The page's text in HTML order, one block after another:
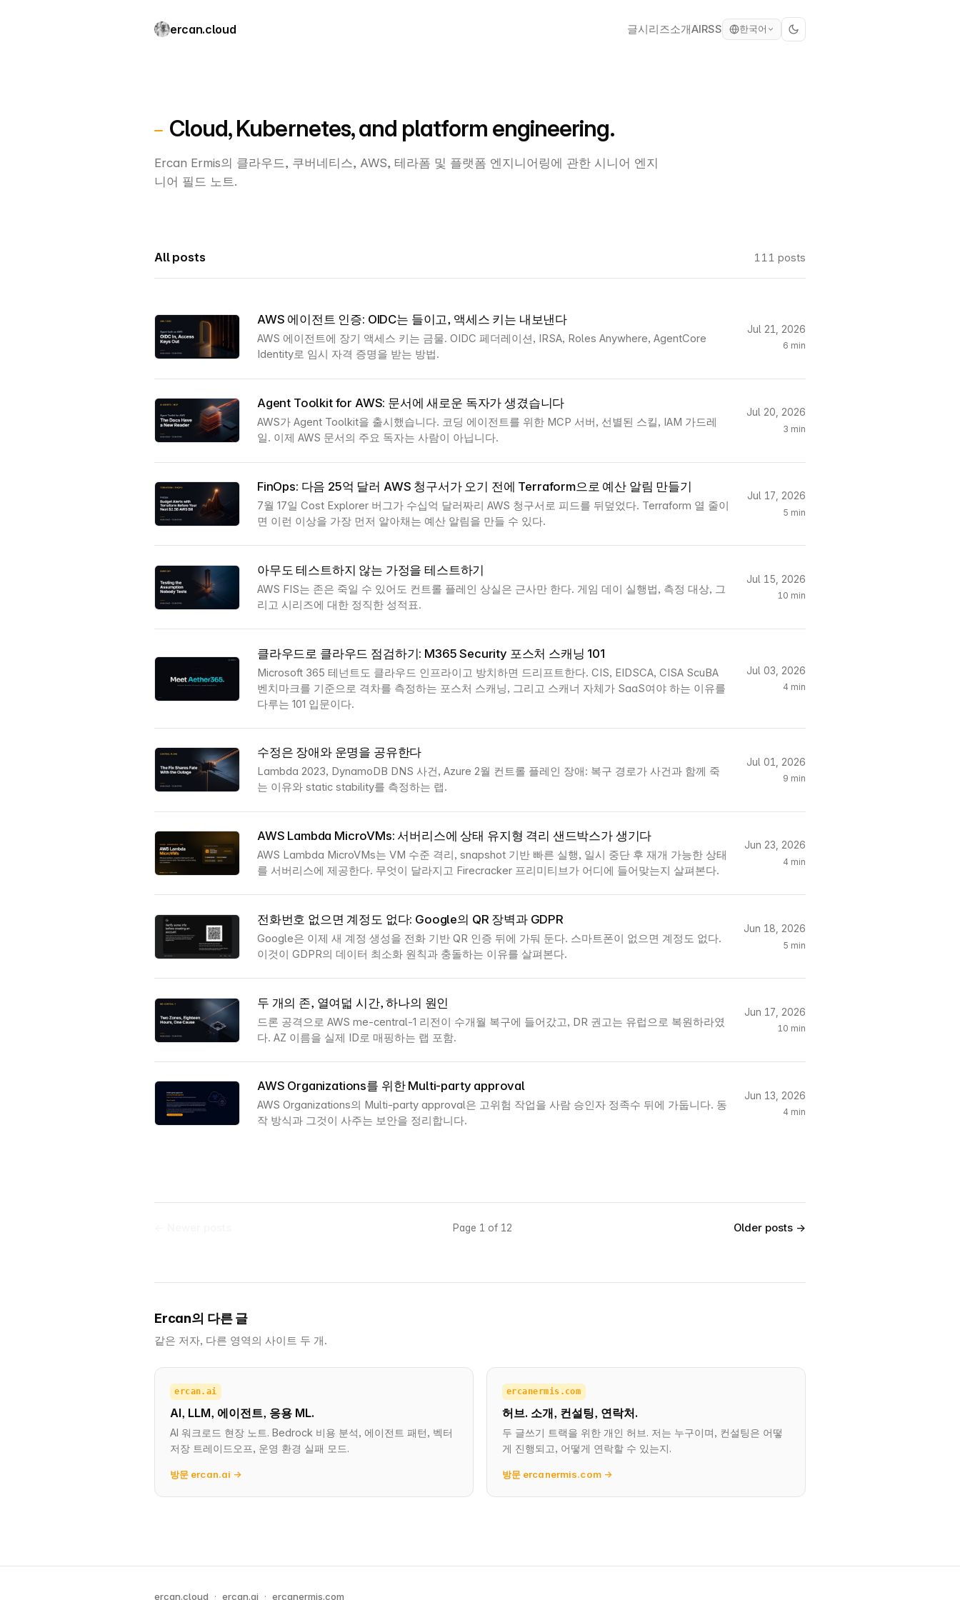
ercan.cloud 글시리즈소개AIRSS 한국어
Cloud, Kubernetes, and platform engineering.
Ercan Ermis의 클라우드, 쿠버네티스, AWS, 테라폼 및 플랫폼 엔지니어링에 관한 시니어 엔지
니어 필드 노트.
All posts 111 posts
AWS 에이전트 인증: OIDC는 들이고, 액세스 키는 내보낸다
AWS 에이전트에 장기 액세스 키는 금물. OIDC 페더레이션, IRSA, Roles Anywhere, AgentCore
Identity로 임시 자격 증명을 받는 방법.
Jul 21, 2026
6 min
Agent Toolkit for AWS: 문서에 새로운 독자가 생겼습니다
AWS가 Agent Toolkit을 출시했습니다. 코딩 에이전트를 위한 MCP 서버, 선별된 스킬, IAM 가드레
일. 이제 AWS 문서의 주요 독자는 사람이 아닙니다.
Jul 20, 2026
3 min
FinOps: 다음 25억 달러 AWS 청구서가 오기 전에 Terraform으로 예산 알림 만들기
7월 17일 Cost Explorer 버그가 수십억 달러짜리 AWS 청구서로 피드를 뒤덮었다. Terraform 열 줄이
면 이런 이상을 가장 먼저 알아채는 예산 알림을 만들 수 있다.
Jul 17, 2026
5 min
아무도 테스트하지 않는 가정을 테스트하기
AWS FIS는 존은 죽일 수 있어도 컨트롤 플레인 상실은 근사만 한다. 게임 데이 실행법, 측정 대상, 그
리고 시리즈에 대한 정직한 성적표.
Jul 15, 2026
10 min
클라우드로 클라우드 점검하기: M365 Security 포스처 스캐닝 101
Microsoft 365 테넌트도 클라우드 인프라이고 방치하면 드리프트한다. CIS, EIDSCA, CISA ScuBA
벤치마크를 기준으로 격차를 측정하는 포스처 스캐닝, 그리고 스캐너 자체가 SaaS여야 하는 이유를
다루는 101 입문이다.
Jul 03, 2026
4 min
수정은 장애와 운명을 공유한다
Lambda 2023, DynamoDB DNS 사건, Azure 2월 컨트롤 플레인 장애: 복구 경로가 사건과 함께 죽
는 이유와 static stability를 측정하는 랩.
Jul 01, 2026
9 min
AWS Lambda MicroVMs: 서버리스에 상태 유지형 격리 샌드박스가 생기다
AWS Lambda MicroVMs는 VM 수준 격리, snapshot 기반 빠른 실행, 일시 중단 후 재개 가능한 상태
를 서버리스에 제공한다. 무엇이 달라지고 Firecracker 프리미티브가 어디에 들어맞는지 살펴본다.
Jun 23, 2026
4 min
전화번호 없으면 계정도 없다: Google의 QR 장벽과 GDPR
Google은 이제 새 계정 생성을 전화 기반 QR 인증 뒤에 가둬 둔다. 스마트폰이 없으면 계정도 없다.
이것이 GDPR의 데이터 최소화 원칙과 충돌하는 이유를 살펴본다.
Jun 18, 2026
5 min
두 개의 존, 열여덟 시간, 하나의 원인
드론 공격으로 AWS me-central-1 리전이 수개월 복구에 들어갔고, DR 권고는 유럽으로 복원하라였
다. AZ 이름을 실제 ID로 매핑하는 랩 포함.
Jun 17, 2026
10 min
AWS Organizations를 위한 Multi-party approval
AWS Organizations의 Multi-party approval은 고위험 작업을 사람 승인자 정족수 뒤에 가둡니다. 동
작 방식과 그것이 사주는 보안을 정리합니다.
Jun 13, 2026
4 min
Page 1 of 12 Older posts →
Ercan의 다른 글
같은 저자, 다른 영역의 사이트 두 개.
ercan.ai
AI, LLM, 에이전트, 응용 ML.
AI 워크로드 현장 노트. Bedrock 비용 분석, 에이전트 패턴, 벡터
저장 트레이드오프, 운영 환경 실패 모드.
방문 ercan.ai →
ercanermis.com
허브. 소개, 컨설팅, 연락처.
두 글쓰기 트랙을 위한 개인 허브. 저는 누구이며, 컨설팅은 어떻
게 진행되고, 어떻게 연락할 수 있는지.
방문 ercanermis.com →
ercan.cloud · ercan.ai · ercanermis.com